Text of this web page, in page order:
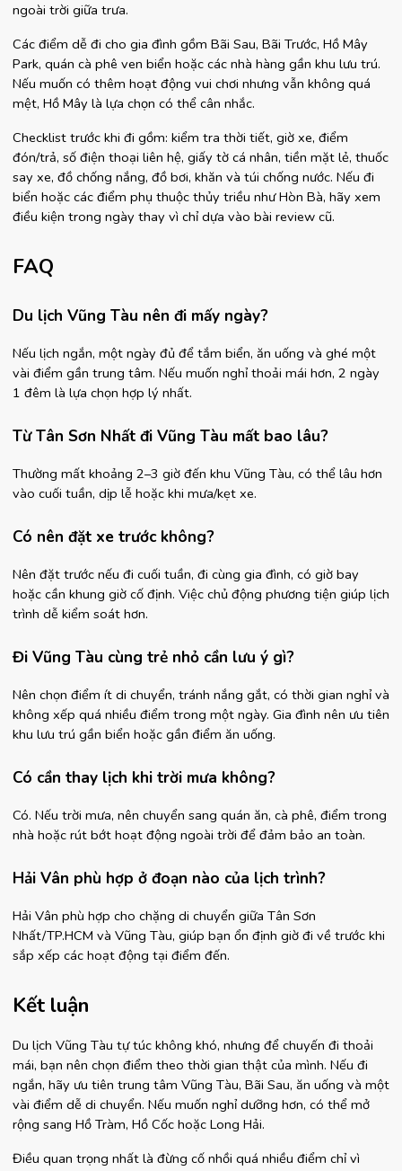
ngoài trời giữa trưa.
Các điểm dễ đi cho gia đình gồm Bãi Sau, Bãi Trước, Hồ Mây
Park, quán cà phê ven biển hoặc các nhà hàng gần khu lưu trú.
Nếu muốn có thêm hoạt động vui chơi nhưng vẫn không quá
mệt, Hồ Mây là lựa chọn có thể cân nhắc.
Checklist trước khi đi gồm: kiểm tra thời tiết, giờ xe, điểm
đón/trả, số điện thoại liên hệ, giấy tờ cá nhân, tiền mặt lẻ, thuốc
say xe, đồ chống nắng, đồ bơi, khăn và túi chống nước. Nếu đi
biển hoặc các điểm phụ thuộc thủy triều như Hòn Bà, hãy xem
điều kiện trong ngày thay vì chỉ dựa vào bài review cũ.
FAQ
Du lịch Vũng Tàu nên đi mấy ngày?
Nếu lịch ngắn, một ngày đủ để tắm biển, ăn uống và ghé một
vài điểm gần trung tâm. Nếu muốn nghỉ thoải mái hơn, 2 ngày
1 đêm là lựa chọn hợp lý nhất.
Từ Tân Sơn Nhất đi Vũng Tàu mất bao lâu?
Thường mất khoảng 2–3 giờ đến khu Vũng Tàu, có thể lâu hơn
vào cuối tuần, dịp lễ hoặc khi mưa/kẹt xe.
Có nên đặt xe trước không?
Nên đặt trước nếu đi cuối tuần, đi cùng gia đình, có giờ bay
hoặc cần khung giờ cố định. Việc chủ động phương tiện giúp lịch
trình dễ kiểm soát hơn.
Đi Vũng Tàu cùng trẻ nhỏ cần lưu ý gì?
Nên chọn điểm ít di chuyển, tránh nắng gắt, có thời gian nghỉ và
không xếp quá nhiều điểm trong một ngày. Gia đình nên ưu tiên
khu lưu trú gần biển hoặc gần điểm ăn uống.
Có cần thay lịch khi trời mưa không?
Có. Nếu trời mưa, nên chuyển sang quán ăn, cà phê, điểm trong
nhà hoặc rút bớt hoạt động ngoài trời để đảm bảo an toàn.
Hải Vân phù hợp ở đoạn nào của lịch trình?
Hải Vân phù hợp cho chặng di chuyển giữa Tân Sơn
Nhất/TP.HCM và Vũng Tàu, giúp bạn ổn định giờ đi về trước khi
sắp xếp các hoạt động tại điểm đến.
Kết luận
Du lịch Vũng Tàu tự túc không khó, nhưng để chuyến đi thoải
mái, bạn nên chọn điểm theo thời gian thật của mình. Nếu đi
ngắn, hãy ưu tiên trung tâm Vũng Tàu, Bãi Sau, ăn uống và một
vài điểm dễ di chuyển. Nếu muốn nghỉ dưỡng hơn, có thể mở
rộng sang Hồ Tràm, Hồ Cốc hoặc Long Hải.
Điều quan trọng nhất là đừng cố nhồi quá nhiều điểm chỉ vì